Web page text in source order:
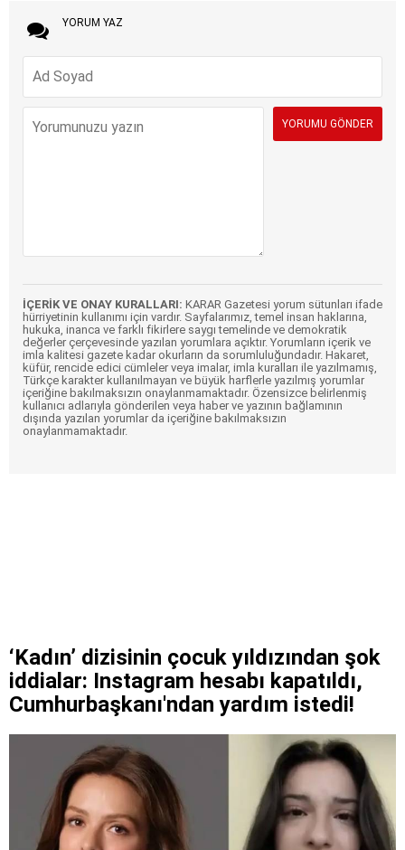
YORUM YAZ
İÇERİK VE ONAY KURALLARI: KARAR Gazetesi yorum sütunları ifade
hürriyetinin kullanımı için vardır. Sayfalarımız, temel insan haklarına,
hukuka, inanca ve farklı fikirlere saygı temelinde ve demokratik
değerler çerçevesinde yazılan yorumlara açıktır. Yorumların içerik ve
imla kalitesi gazete kadar okurların da sorumluluğundadır. Hakaret,
küfür, rencide edici cümleler veya imalar, imla kuralları ile yazılmamış,
Türkçe karakter kullanılmayan ve büyük harflerle yazılmış yorumlar
içeriğine bakılmaksızın onaylanmamaktadır. Özensizce belirlenmiş
kullanıcı adlarıyla gönderilen veya haber ve yazının bağlamının
dışında yazılan yorumlar da içeriğine bakılmaksızın
onaylanmamaktadır.
‘Kadın’ dizisinin çocuk yıldızından şok
iddialar: Instagram hesabı kapatıldı,
Cumhurbaşkanı'ndan yardım istedi!